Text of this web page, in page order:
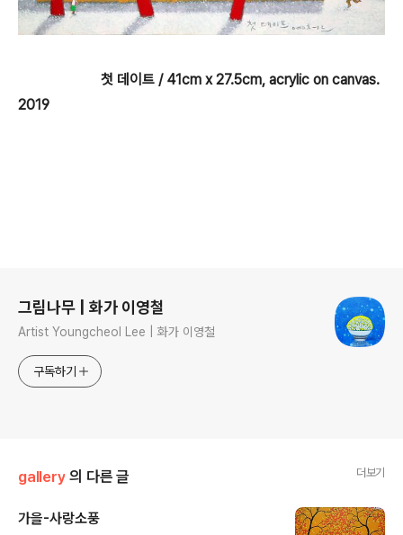
첫 데이트 / 41cm x 27.5cm, acrylic on canvas.
2019
그림나무 | 화가 이영철
Artist Youngcheol Lee | 화가 이영철
구독하기
gallery 의 다른 글 더보기
가을-사랑소풍